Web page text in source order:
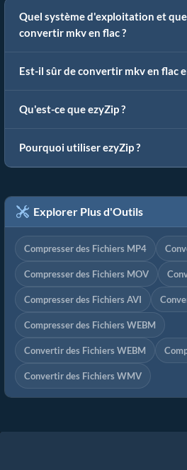
Quel système d'exploitation et
convertir mkv en flac ?
Est-il sûr de convertir mkv en flac
Qu'est-ce que ezyZip ?
Pourquoi utiliser ezyZip ?
Explorer Plus d'Outils
Compresser des Fichiers MP4
Compresser des Fichiers MOV
Compresser des Fichiers AVI
Compresser des Fichiers WEBM
Convertir des Fichiers WEBM
Convertir des Fichiers WMV